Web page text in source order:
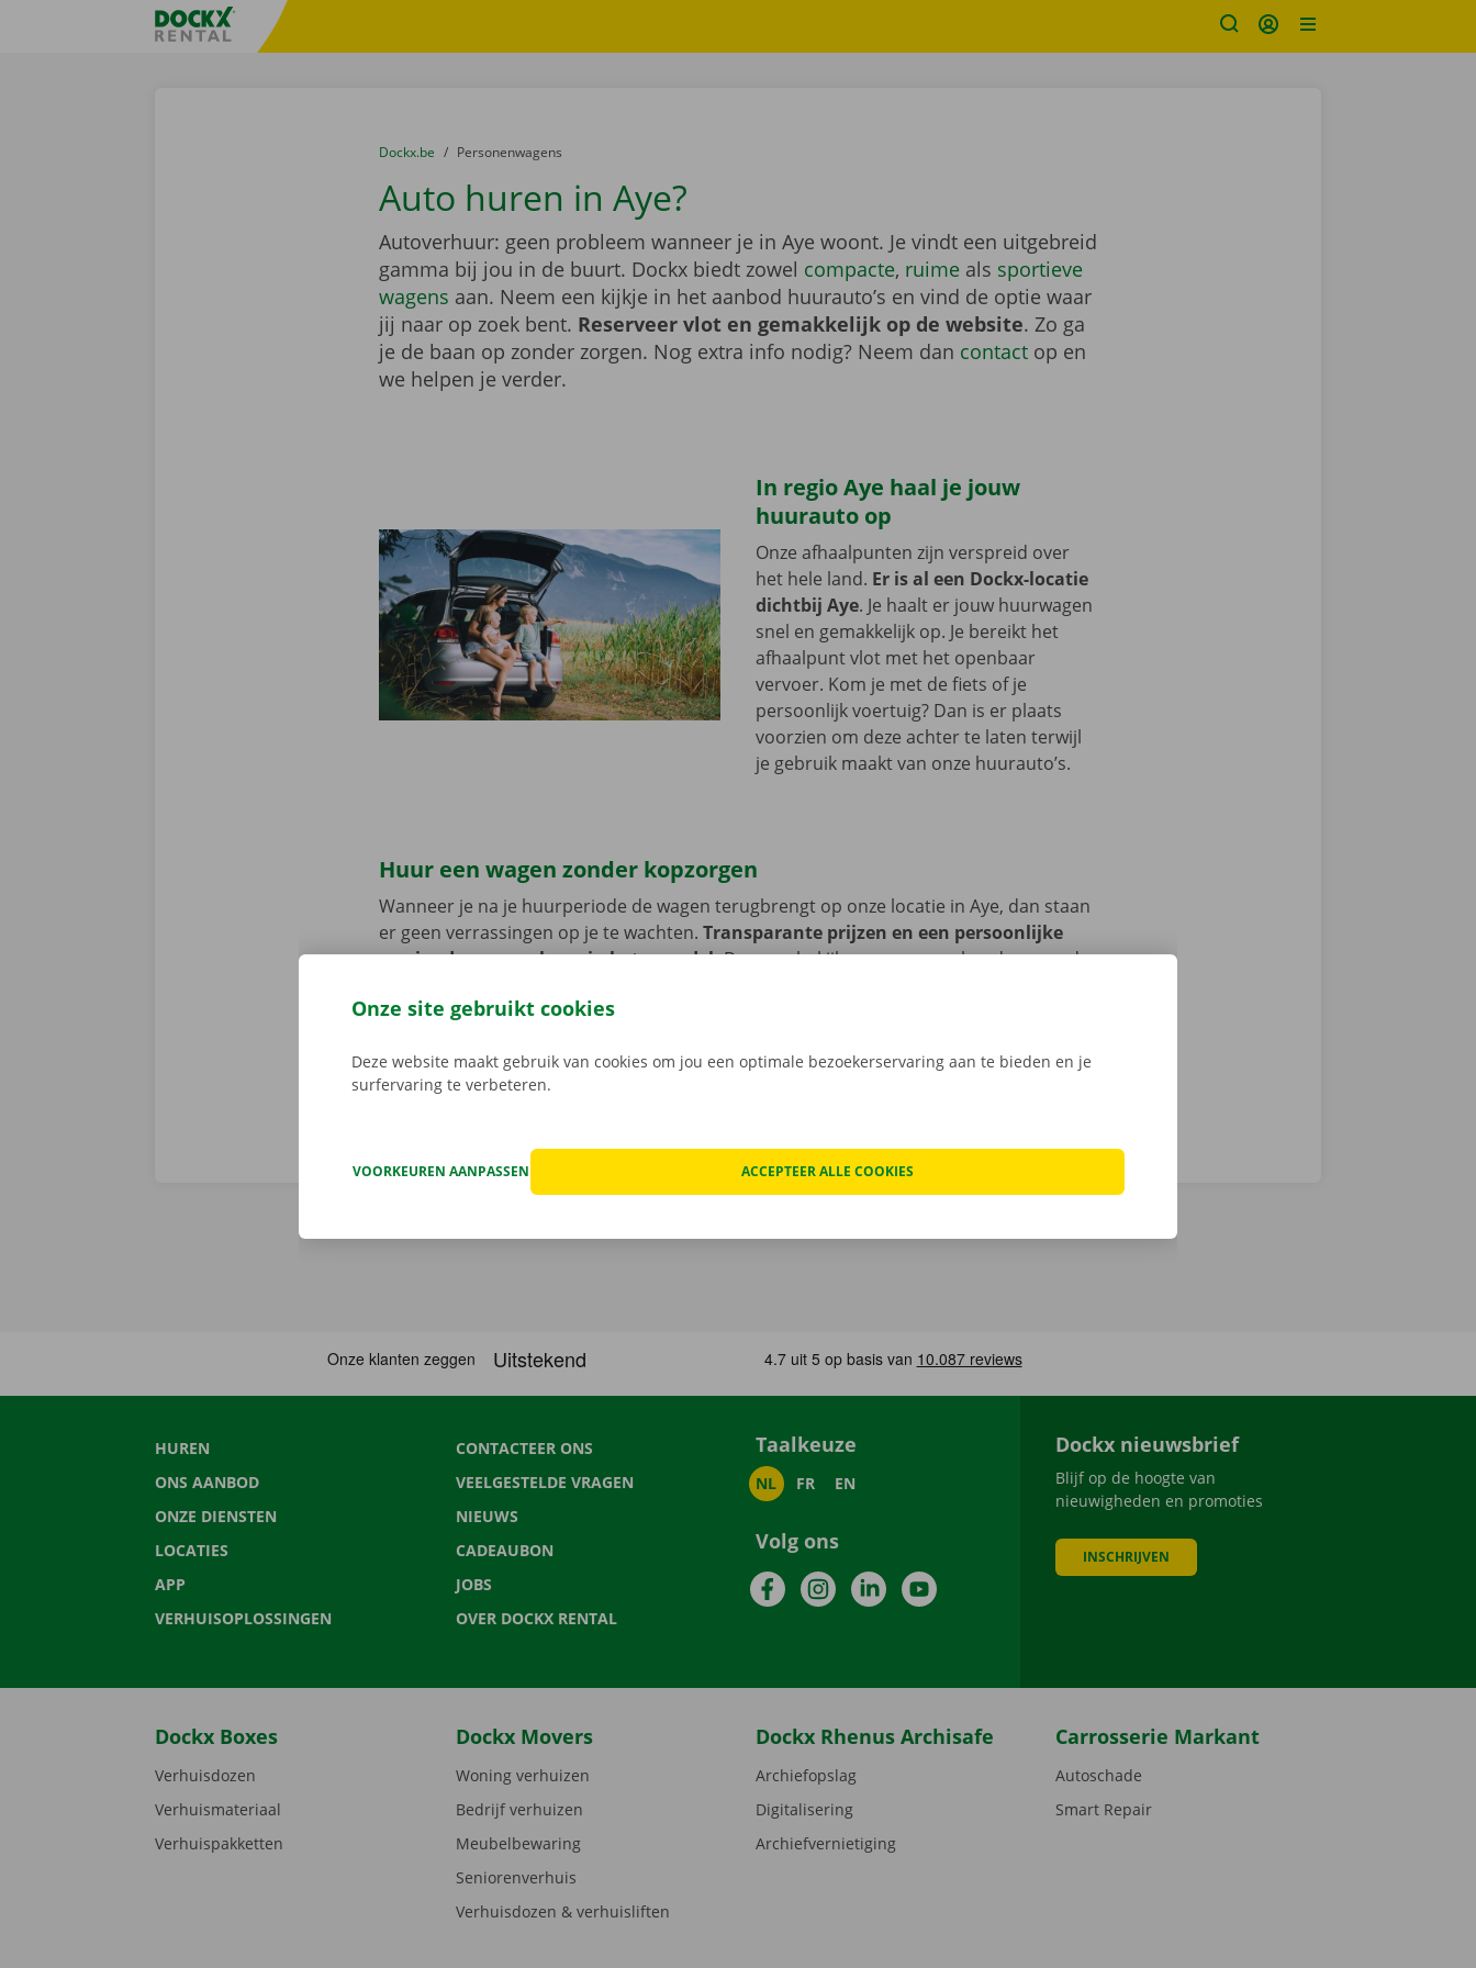
Taalselectie overslaanFratello DEMO
U bevindt zich hier:
van
Dockx.be naar
Personenwagens
Auto huren in Aye?
Autoverhuur: geen probleem wanneer je in Aye woont. Je vindt een uitgebreid
gamma bij jou in de buurt. Dockx biedt zowel compacte, ruimeals sportieve
wagens aan. Neem een kijkje in het aanbod huurauto’s en vind de optie waar
jij naar op zoek bent. Reserveer vlot en gemakkelijk op de website. Zo ga
je de baan op zonder zorgen. Nog extra info nodig? Neem dan contactop en
we helpen je verder.
In regio Aye haal je jouw
huurauto op
Onze afhaalpunten zijn verspreid over
het hele land. Er is al een Dockx-locatie
dichtbij Aye. Je haalt er jouw huurwagen
snel en gemakkelijk op. Je bereikt het
afhaalpunt vlot met het openbaar
vervoer. Kom je met de fiets of je
persoonlijk voertuig? Dan is er plaats
voorzien om deze achter te laten terwijl
je gebruik maakt van onze huurauto’s.
Huur een wagen zonder kopzorgen
Wanneer je na je huurperiode de wagen terugbrengt op onze locatie in Aye, dan staan
er geen verrassingen op je te wachten. Transparante prijzen en een persoonlijke
service dragen we hoog in het vaandel.Daarom bekijken we op voorhand samen de
binnen heel Europa. Zo geraak je altijd veilig thuis.
HUREN
ONS AANBOD
ONZE DIENSTEN
LOCATIES
APP
VERHUISOPLOSSINGEN
CONTACTEER ONS
VEELGESTELDE VRAGEN
NIEUWS
CADEAUBON
JOBS
OVER DOCKX RENTAL
Taalkeuze
NL FR EN
Volg ons
FacebookInstagramLinkedInYouTube
Dockx nieuwsbrief
Blijf op de hoogte van
nieuwigheden en promoties
INSCHRIJVEN
Dockx Boxes
Verhuisdozen
Verhuismateriaal
Verhuispakketten
Dockx Movers
Woning verhuizen
Bedrijf verhuizen
Meubelbewaring
Seniorenverhuis
Verhuisdozen & verhuisliften
Dockx Rhenus Archisafe
Archiefopslag
Digitalisering
Archiefvernietiging
Carrosserie Markant
Autoschade
Smart Repair
Onze site gebruikt cookies
Deze website maakt gebruik van cookies om jou een optimale bezoekerservaring aan te bieden en je
surfervaring te verbeteren.
VOORKEUREN AANPASSEN ACCEPTEER ALLE COOKIES